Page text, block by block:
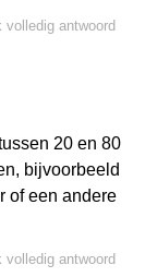
volledig antwoord
20 en 80
bijvoorbeeld
of een andere
volledig antwoord